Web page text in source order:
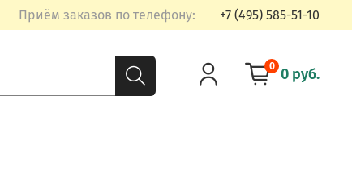
Приём заказов по телефону: +7 (495) 585-51-10
0 0 руб.